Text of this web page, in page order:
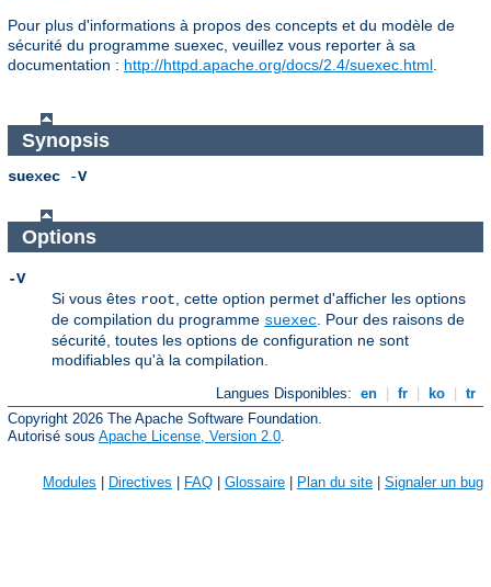
Pour plus d'informations à propos des concepts et du modèle de
sécurité du programme suexec, veuillez vous reporter à sa
documentation : http://httpd.apache.org/docs/2.4/suexec.html
Synopsis
suexec -V
Options
-V
Si vous êtes root, cette option permet d'afficher les options
de compilation du programme suexec. Pour des raisons de
sécurité, toutes les options de configuration ne sont
modifiables qu'à la compilation.
Langues Disponibles: en fr ko
tr
Copyright 2026 The Apache Software Foundation.
Autorisé sous Apache License, Version 2.0
Modules | Directives | FAQ | Glossaire | Plan du site | Signaler un bug